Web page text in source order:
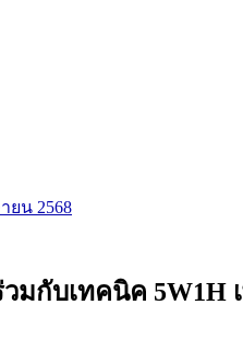
ยน 2568
วมกับเทคนิค